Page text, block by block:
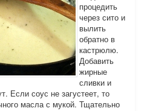
процедить
через сито и
вылить
обратно в
кастрюлю.
Добавить
жирные
сливки и
Если соус не загустеет, то
масла с мукой. Тщательно